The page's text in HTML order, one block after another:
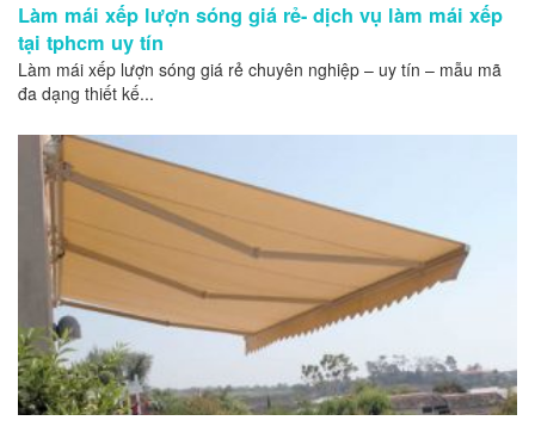
Làm mái xếp lượn sóng giá rẻ- dịch vụ làm mái xếp
tại tphcm uy tín
Làm mái xếp lượn sóng giá rẻ chuyên nghiệp – uy tín – mẫu mã
đa dạng thiết kế...